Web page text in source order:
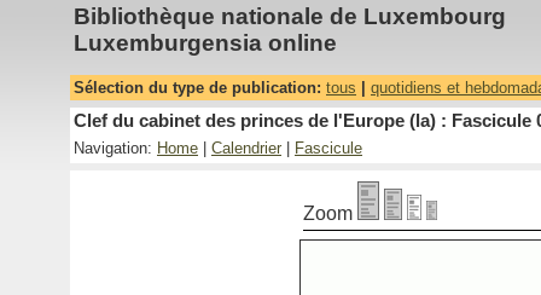
Bibliothèque nationale de Luxembourg
Luxemburgensia online
Sélection du type de publication: tous quotidiens et
Clef du cabinet des princes de l'Europe (la) : Fascicule
Navigation: Home Calendrier Fascicule
Zoom